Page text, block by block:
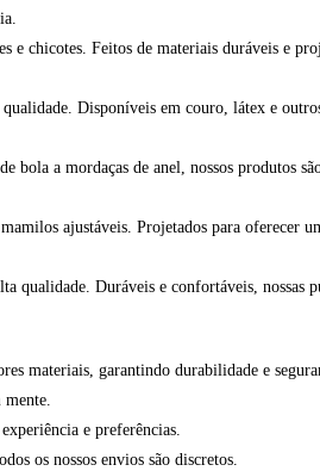
e chicotes. Feitos de materiais duráveis e
Disponíveis em couro, látex e
bola a mordaças de anel, nossos produtos
ajustáveis. Projetados para
qualidade. Duráveis e confortáveis, nossas
materiais, garantindo durabilidade e
mente.
e preferências.
os nossos envios são discretos.